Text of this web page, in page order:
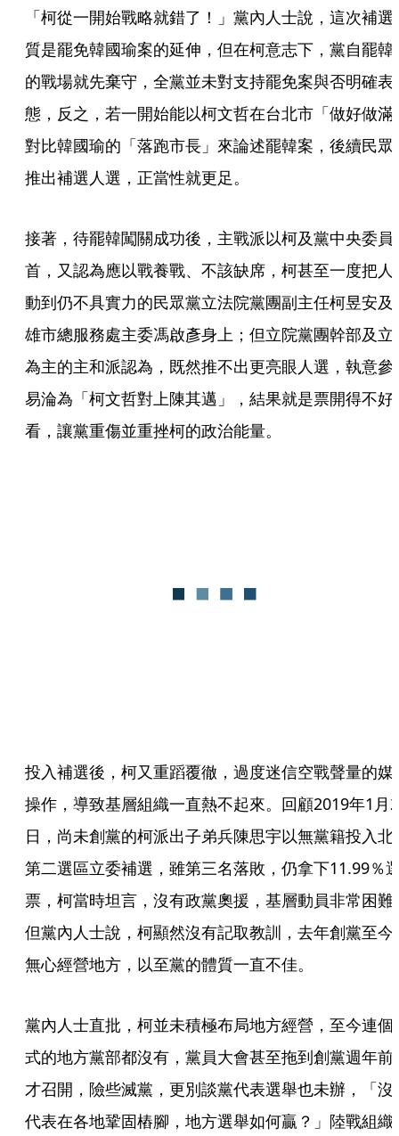
「柯從一開始戰略就錯了！」黨內人士說，這次補選
質是罷免韓國瑜案的延伸，但在柯意志下，黨自罷韓
的戰場就先棄守，全黨並未對支持罷免案與否明確表
態，反之，若一開始能以柯文哲在台北市「做好做滿
對比韓國瑜的「落跑市長」來論述罷韓案，後續民眾
推出補選人選，正當性就更足。
接著，待罷韓闖關成功後，主戰派以柯及黨中央委員
首，又認為應以戰養戰、不該缺席，柯甚至一度把人
動到仍不具實力的民眾黨立法院黨團副主任柯昱安及
雄市總服務處主委馮啟彥身上；但立院黨團幹部及立
為主的主和派認為，既然推不出更亮眼人選，執意參
易淪為「柯文哲對上陳其邁」，結果就是票開得不好
看，讓黨重傷並重挫柯的政治能量。
投入補選後，柯又重蹈覆徹，過度迷信空戰聲量的媒
操作，導致基層組織一直熱不起來。回顧2019年1月
日，尚未創黨的柯派出子弟兵陳思宇以無黨籍投入北
第二選區立委補選，雖第三名落敗，仍拿下11.99％
票，柯當時坦言，沒有政黨奧援，基層動員非常困難
但黨內人士說，柯顯然沒有記取教訓，去年創黨至今
無心經營地方，以至黨的體質一直不佳。
黨內人士直批，柯並未積極布局地方經營，至今連個
式的地方黨部都沒有，黨員大會甚至拖到創黨週年前
才召開，險些滅黨，更別談黨代表選舉也未辦，「沒
代表在各地鞏固樁腳，地方選舉如何贏？」陸戰組織